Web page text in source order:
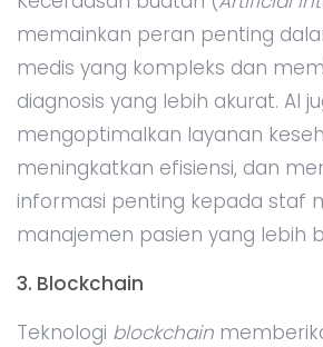
memainkan peran penting
medis yang kompleks dan
diagnosis yang lebih akurat. AI
mengoptimalkan layanan
meningkatkan efisiensi, dan
informasi penting kepada staf
manajemen pasien yang lebih
3. Blockchain
Teknologi blockchain